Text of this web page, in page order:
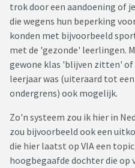
trok door een aandoening of
die wegens hun beperking
konden met bijvoorbeeld
met de 'gezonde' leerlingen.
gewone klas 'blijven zitten'
leerjaar was (uiteraard tot
ondergrens) ook mogelijk.
Zo'n systeem zou ik hier in
zou bijvoorbeeld ook een
die hier laatst op VIA een
hoogbegaafde dochter die